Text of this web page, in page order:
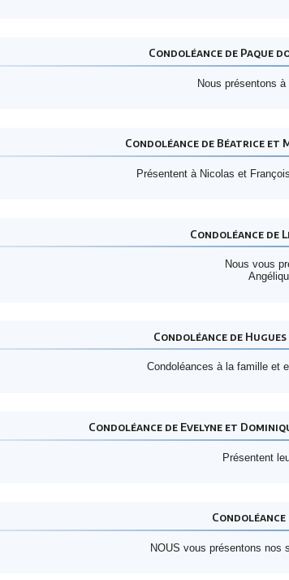
Condoléance de Paque
Nous présentons
Condoléance de Béatrice et
Présentent à Nicolas et
Condoléance de
Nous vous
Condoléance de
Condoléances à la famille et
Condoléance de Evelyne et
Présentent
Condoléance
NOUS vous présentons nos